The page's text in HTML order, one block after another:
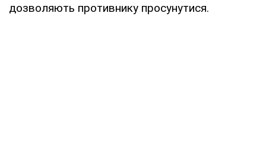
дозволяють противнику просунутися.